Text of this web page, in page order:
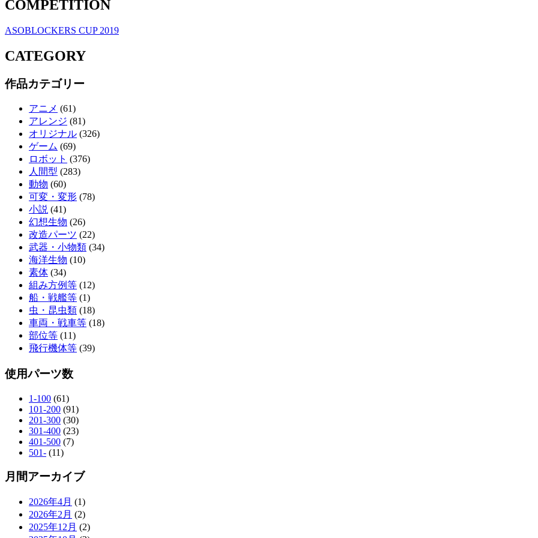
COMPETITION
ASOBLOCKERS CUP 2019
CATEGORY
作品カテゴリー
アニメ (61)
アレンジ (81)
オリジナル (326)
ゲーム (69)
ロボット (376)
人間型 (283)
動物 (60)
可変・変形 (78)
小説 (41)
幻想生物 (26)
改造パーツ (22)
武器・小物類 (34)
海洋生物 (10)
素体 (34)
組み方例等 (12)
船・戦艦等 (1)
虫・昆虫類 (18)
車両・戦車等 (18)
部位等 (11)
飛行機体等 (39)
使用パーツ数
1-100 (61)
101-200 (91)
201-300 (30)
301-400 (23)
401-500 (7)
501- (11)
月間アーカイブ
2026年4月 (1)
2026年2月 (2)
2025年12月 (2)